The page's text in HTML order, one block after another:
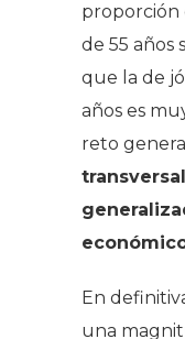
proporción
de 55 años
que la de
años es
reto
En
una